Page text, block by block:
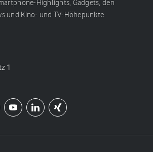
Highlights, Gadgets, den
und Kino- und TV-Höhepunkte.
1